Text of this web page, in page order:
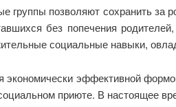
группы позволяют сохранить за
без попечения
социальные навыки,
экономически эффективной
приюте. В настоящее